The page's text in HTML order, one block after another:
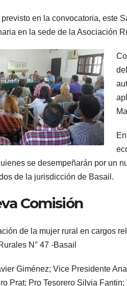
en la convocatoria, este
en la sede de la Asociación
se desempeñarán por un
de la jurisdicción de Basail.
Comisión
de la mujer rural en cargos
N° 47 -Basail
Giménez; Vice Presidente
Prat; Pro Tesorero Silvia